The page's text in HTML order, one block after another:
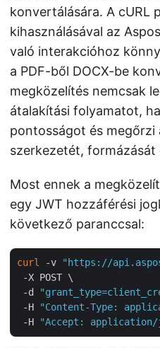
konvertálására. A cURL
kihasználásával az
való interakcióhoz
a PDF-ből DOCX-be
megközelítés nemcsak
átalakítási folyamatot,
pontosságot és megőrzi
szerkezetét, formázását
Most ennek a
egy JWT hozzáférési
következő paranccsal:
curl -v "https://
-X POST \
-d
-H
"Content-Type:
-H
"Accept: application/